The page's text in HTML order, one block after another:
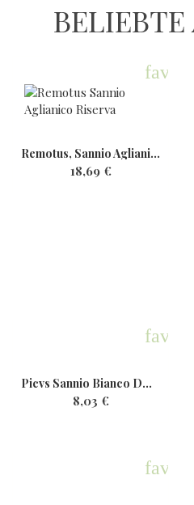
Remotus, Sannio Aglianico...
18,69 €
Picvs Sannio Bianco DOP Bio...
8,03 €